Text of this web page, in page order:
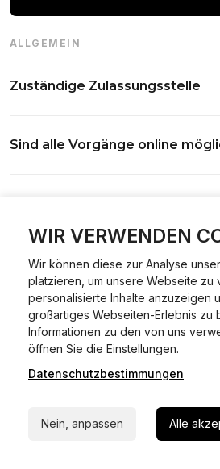
WIR VERWENDEN
Wir können diese zur Analyse
platzieren, um unsere Webseite zu
personalisierte Inhalte anzuzeigen
großartiges Webseiten-Erlebnis zu
Informationen zu den von uns
öffnen Sie die Einstellungen.
Datenschutzbestimmungen
Nein, anpassen Alle
ALLGEMEIN
Zuständige Zulassungsstelle
Antrag wird automatisch an die
Sind alle Vorgänge online
01.01.2015.
Ein Internetverfahren, mit dem du
ummelden oder abmelden kannst –
Dokumentprüfung und Bezahlung.
Welche Vorteile gibt es?
Zeitersparnis, flexible Durchführung,
Behörde notwendig.
Welche Unterlagen werden
Versicherungsnachweis, falls
Wie sicher ist das Verfahren?
Die Prozesse laufen über gesicherte
Kann ich mein Fahrzeug online